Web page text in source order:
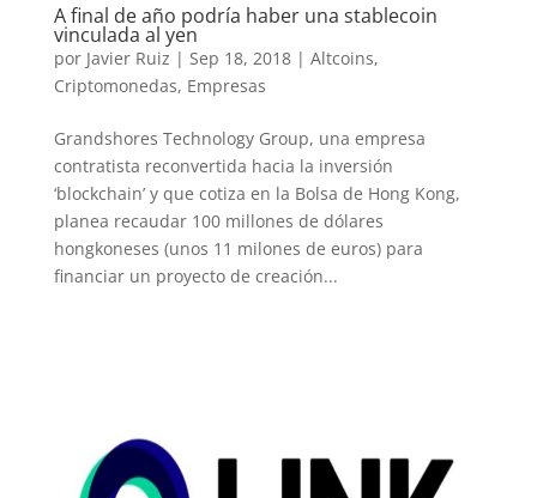
A final de año podría haber una stablecoin
vinculada al yen
por Javier Ruiz | Sep 18, 2018| Altcoins,
Criptomonedas, Empresas
Grandshores Technology Group, una empresa
contratista reconvertida hacia la inversión
‘blockchain’ y que cotiza en la Bolsa de Hong Kong,
planea recaudar 100 millones de dólares
hongkoneses (unos 11 milones de euros) para
financiar un proyecto de creación...